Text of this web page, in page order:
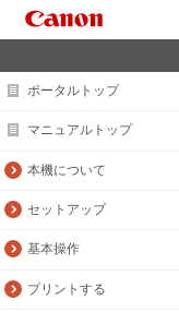
ポータルトップ
マニュアルトップ
本機について
セットアップ
基本操作
プリントする